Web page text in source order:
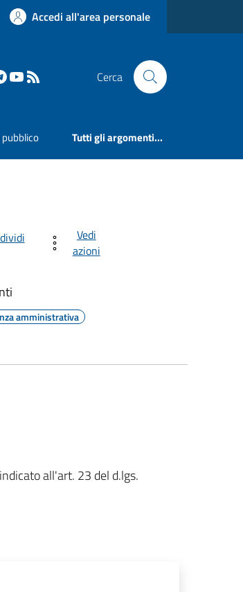
Accedi all'area personale
Cerca
Tutti gli argomenti...
Vedi
azioni
amministrativa
all'art. 23 del d.lgs.